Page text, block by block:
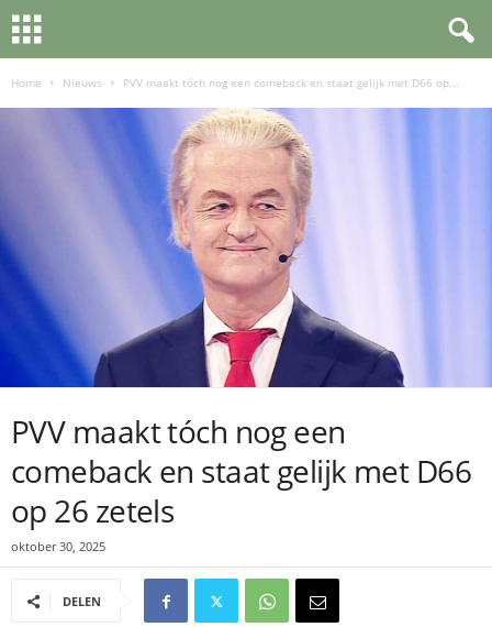
Home Nieuws PVV maakt tóch nog een comeback en staat gelijk met D66 op...
PVV maakt tóch nog een
comeback en staat gelijk met D66
op 26 zetels
oktober 30, 2025
DELEN